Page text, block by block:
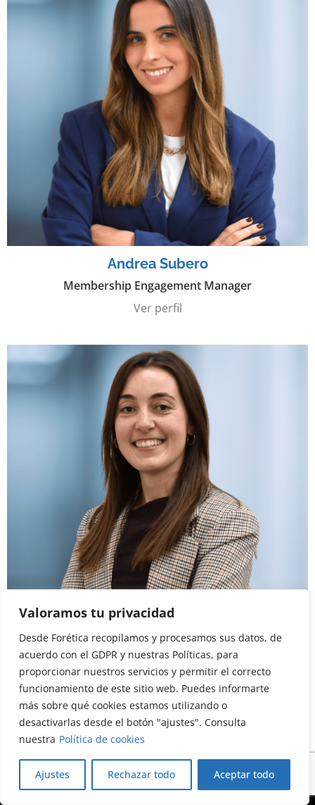
Valoramos tu privacidad
Desde Forética recopilamos y procesamos sus datos, de
acuerdo con el GDPR y nuestras Políticas, para
proporcionar nuestros servicios y permitir el correcto
funcionamiento de este sitio web. Puedes informarte
más sobre qué cookies estamos utilizando o
desactivarlas desde el botón "ajustes". Consulta
nuestra Política de cookies
Ajustes Rechazar todo Aceptar todo
Andrea Subero
Membership Engagement Manager
Ver perfil
Begoña Pascual
Membership Engagement Manager
Ver perfil